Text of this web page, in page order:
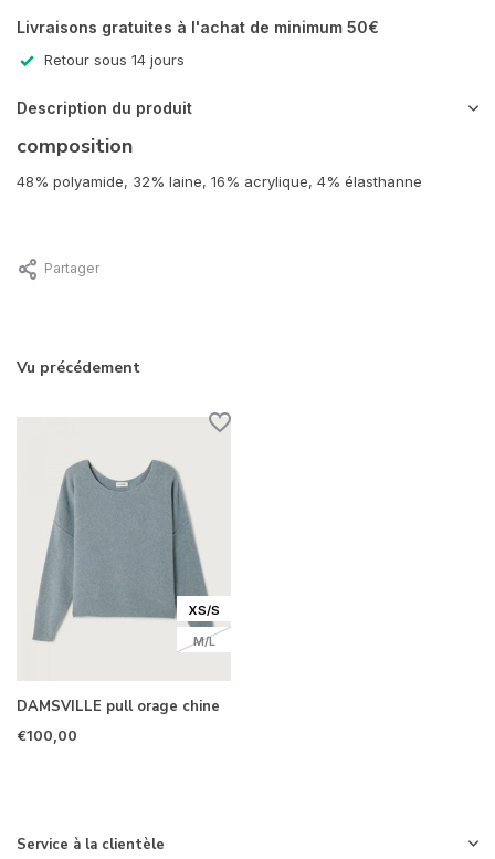
Livraisons gratuites à l'achat de minimum 50€
Retour sous 14 jours
Description du produit
composition
48% polyamide, 32% laine, 16% acrylique, 4% élasthanne
Partager
Vu précédement
XS/S
M/L
DAMSVILLE pull orage chine
€100,00
Service à la clientèle